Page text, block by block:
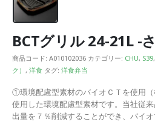
BCTグリル 24-21L -
商品コード: A010102036 カテゴリー: CHU, S39,
ク） , 洋食 タグ: 洋食弁当
①環境配慮型素材のバイオＣＴを使用
使用した環境配慮型素材です。当社従
出量を７％削減することができ、バイ